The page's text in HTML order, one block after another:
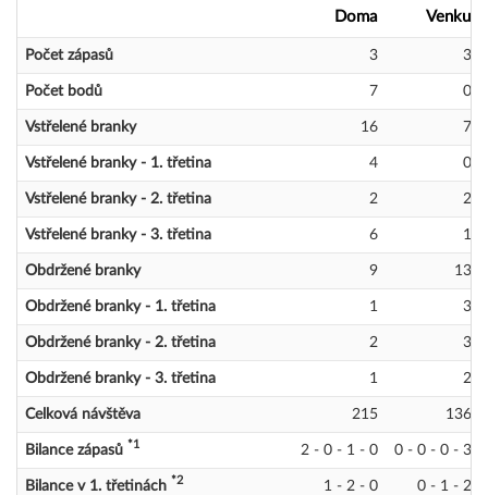
Doma Venku
Počet zápasů 3 3
Počet bodů 7 0
Vstřelené branky 16 7
Vstřelené branky - 1. třetina 4 0
Vstřelené branky - 2. třetina 2 2
Vstřelené branky - 3. třetina 6 1
Obdržené branky 9 13
Obdržené branky - 1. třetina 1 3
Obdržené branky - 2. třetina 2 3
Obdržené branky - 3. třetina 1 2
Celková návštěva 215 136
Bilance zápasů *1 2 - 0 - 1 - 0 0 - 0 - 0 - 3
Bilance v 1. třetinách *2 1 - 2 - 0 0 - 1 - 2